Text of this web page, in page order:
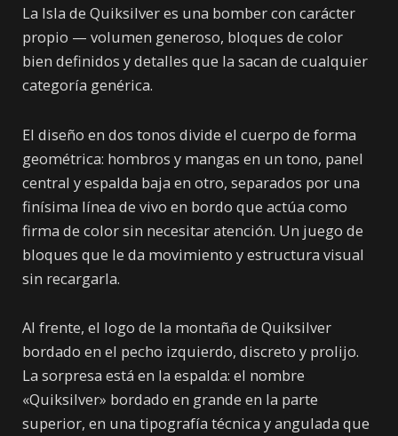
La Isla de Quiksilver es una bomber con carácter
propio — volumen generoso, bloques de color
bien definidos y detalles que la sacan de cualquier
categoría genérica.
El diseño en dos tonos divide el cuerpo de forma
geométrica: hombros y mangas en un tono, panel
central y espalda baja en otro, separados por una
finísima línea de vivo en bordo que actúa como
firma de color sin necesitar atención. Un juego de
bloques que le da movimiento y estructura visual
sin recargarla.
Al frente, el logo de la montaña de Quiksilver
bordado en el pecho izquierdo, discreto y prolijo.
La sorpresa está en la espalda: el nombre
«Quiksilver» bordado en grande en la parte
superior, en una tipografía técnica y angulada que